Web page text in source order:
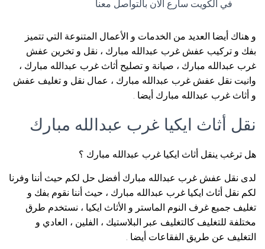
في الكويت سارع الان بالتواصل معنا
و هناك أيضا العديد من الخدمات و الأعمال المتنوعة التي تتميز
بفك و تركيب عفش غرب عبدالله مبارك ، نقل و تخرين عفش
غرب عبدالله مبارك ، صيانة و تصليح أثاث غرب عبدالله مبارك ،
وانيت نقل عفش غرب عبدالله مبارك ، عمال نقل و تغليف عفش
و أثاث غرب عبدالله مبارك أيضا .
نقل أثاث ايكيا غرب عبدالله مبارك
هل ترغب ينقل أثاث ايكيا غرب عبدالله مبارك ؟
لدى نقل عفش غرب عبدالله مبارك أفضل حل لكم حيث أننا وفرنا
لكم نقل أثاث ايكيا غرب عبدالله مبارك ، حيث أننا نقوم بفك و
تغليف جميع غرف النوم الماستر و الأثاث ايكيا ، نستخدم طرق
مختلفة للتغليف كالتغليف عبر البلاستيك ، الفلين ، العادي و
التغليف عن طريق الفقاعات أيضا .